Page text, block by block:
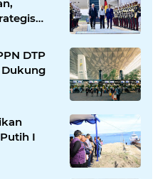
DTP
Dukung
I